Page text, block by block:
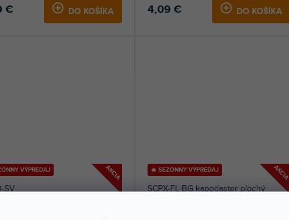
€ DO KOŠÍKA 4,09 € DO KOŠÍKA
AKCIA
VÝPREDAJ
SV
AKCIA
🔥 SEZÓNNY VÝPREDAJ
SCPX-FL BG kapodaster plochý